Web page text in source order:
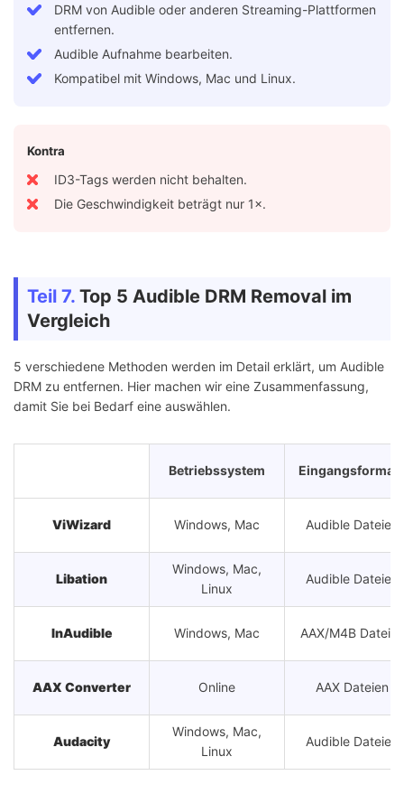
DRM von Audible oder anderen Streaming-Plattformen
entfernen.
Audible Aufnahme bearbeiten.
Kompatibel mit Windows, Mac und Linux.
Kontra
ID3-Tags werden nicht behalten.
Die Geschwindigkeit beträgt nur 1×.
Teil 7. Top 5 Audible DRM Removal im
Vergleich
5 verschiedene Methoden werden im Detail erklärt, um Audible
DRM zu entfernen. Hier machen wir eine Zusammenfassung,
damit Sie bei Bedarf eine auswählen.
Betriebssystem
ViWizard Windows, Mac Audible Dateien
Libation
Windows, Mac,
Linux
Audible Dateien
InAudible Windows, Mac AAX/M4B Dateien
AAX Converter Online AAX Dateien
Audacity
Windows, Mac,
Linux
Audible Dateien